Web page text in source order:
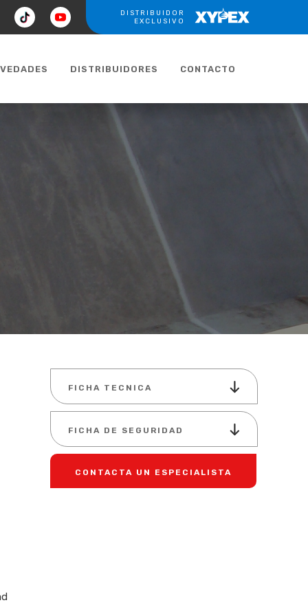
tiktok youtube
DISTRIBUIDOR
EXCLUSIVO
XYPEX
DISTRIBUIDORES CONTACTO
FICHA TECNICA
FICHA DE SEGURIDAD
CONTACTA UN ESPECIALISTA